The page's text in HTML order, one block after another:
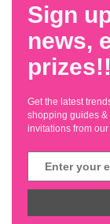
Sign
news,
Get the latest
shopping guides &
invitations from